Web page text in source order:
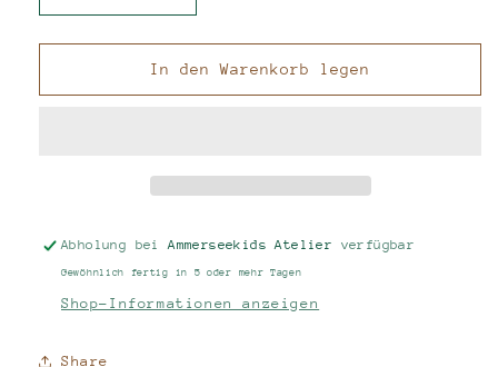
die
Menge
Michelmütze
die
Menge
für
Michelmütze
In den Warenkorb legen
Abholung beiAmmerseekids Atelier verfügbar
Gewöhnlich fertig in 5 oder mehr Tagen
Shop-Informationen anzeigen
Share